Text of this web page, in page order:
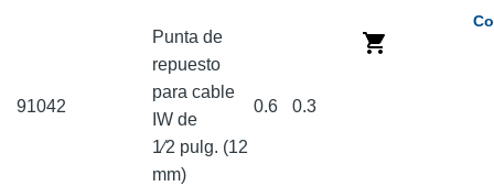
91042
Punta de
repuesto
para cable
IW de
1⁄2 pulg. (12
mm)
0.6 0.3